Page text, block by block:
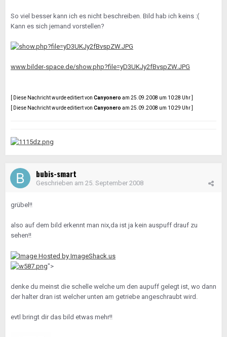
So viel besser kann ich es nicht beschreiben. Bild hab ich keins :(
Kann es sich jemand vorstellen?
www.bilder-space.de/show.php?file=yD3UKJy2fBvspZW.JPG
[ Diese Nachricht wurde editiert von Canyonero am 25.09.2008 um 10:28 Uhr ]
[ Diese Nachricht wurde editiert von Canyonero am 25.09.2008 um 10:29 Uhr ]
bubis-smart
Geschrieben am 25. September 2008
grübel!!
also auf dem bild erkennt man nix,da ist ja kein auspuff drauf zu
sehen!!
">
denke du meinst die schelle welche um den aupuff gelegt ist, wo dann
der halter dran ist welcher unten am getriebe angeschraubt wird.
evtl bringt dir das bild etwas mehr!!